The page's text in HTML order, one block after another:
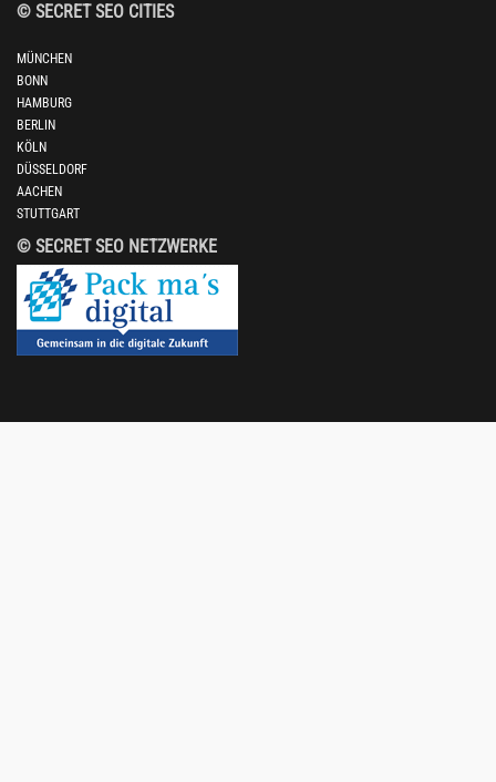
© SECRET SEO CITIES
MÜNCHEN
BONN
HAMBURG
BERLIN
KÖLN
DÜSSELDORF
AACHEN
STUTTGART
© SECRET SEO NETZWERKE